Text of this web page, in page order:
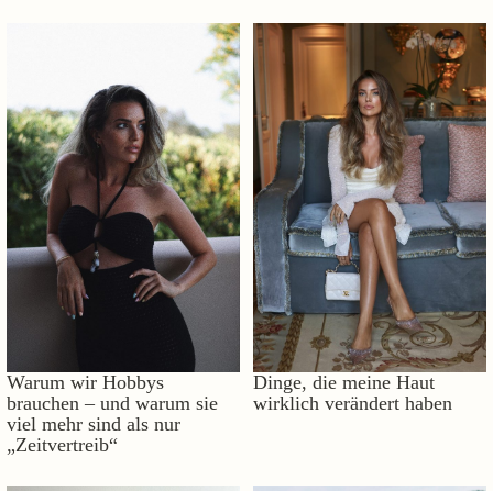
Warum wir Hobbys
brauchen – und warum sie
viel mehr sind als nur
„Zeitvertreib“
Dinge, die meine Haut
wirklich verändert haben